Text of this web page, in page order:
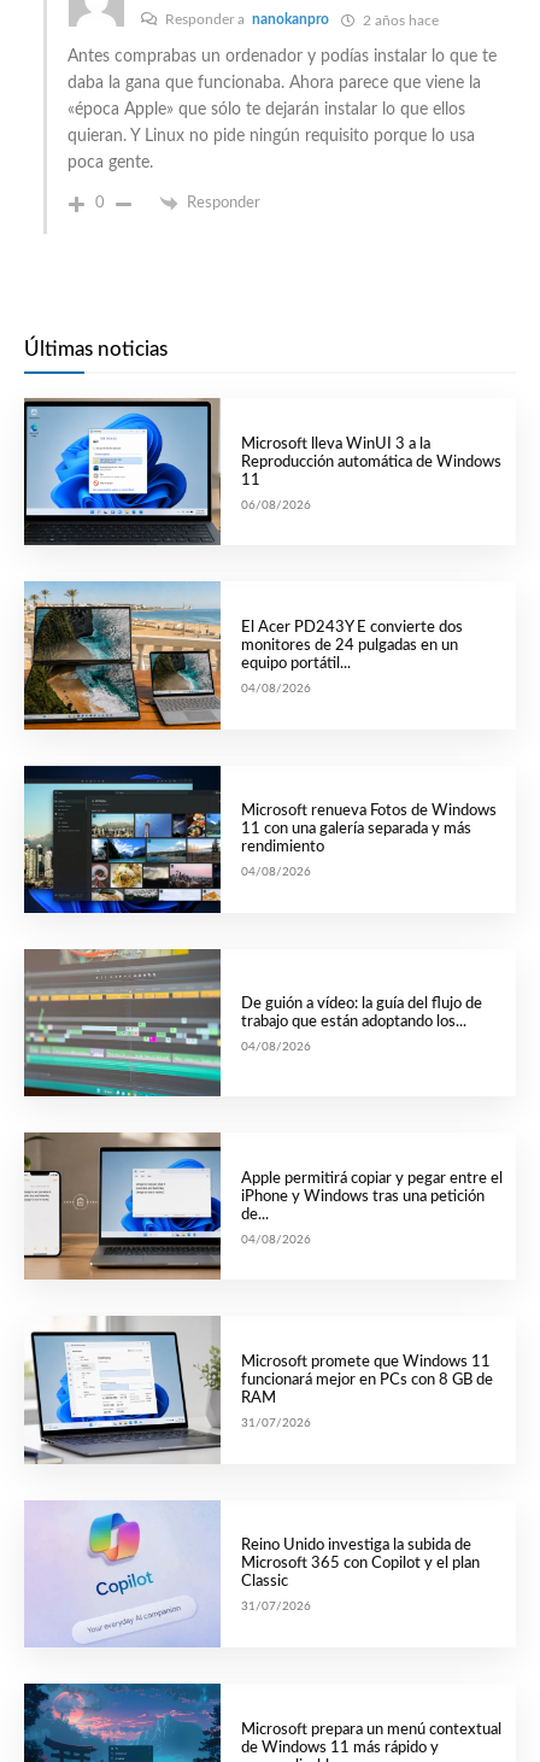
Responder a nanokanpro 2 años hace
Antes comprabas un ordenador y podías instalar lo que te
daba la gana que funcionaba. Ahora parece que viene la
«época Apple» que sólo te dejarán instalar lo que ellos
quieran. Y Linux no pide ningún requisito porque lo usa
poca gente.
0 Responder
Últimas noticias
Microsoft lleva WinUI 3 a la
Reproducción automática de Windows
11
06/08/2026
El Acer PD243Y E convierte dos
monitores de 24 pulgadas en un
equipo portátil...
04/08/2026
Microsoft renueva Fotos de Windows
11 con una galería separada y más
rendimiento
04/08/2026
De guión a vídeo: la guía del flujo de
trabajo que están adoptando los...
04/08/2026
Apple permitirá copiar y pegar entre el
iPhone y Windows tras una petición
de...
04/08/2026
Microsoft promete que Windows 11
funcionará mejor en PCs con 8 GB de
RAM
31/07/2026
Reino Unido investiga la subida de
Microsoft 365 con Copilot y el plan
Classic
31/07/2026
Microsoft prepara un menú contextual
de Windows 11 más rápido y